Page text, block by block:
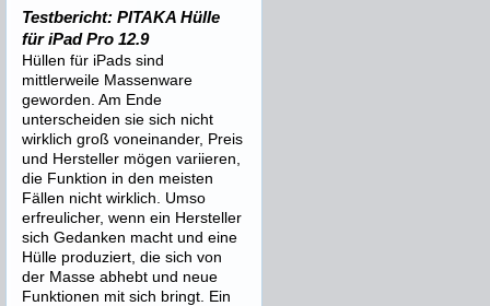
Testbericht: PITAKA Hülle
für iPad Pro 12.9
Hüllen für iPads sind
mittlerweile Massenware
geworden. Am Ende
unterscheiden sie sich nicht
wirklich groß voneinander, Preis
und Hersteller mögen variieren,
die Funktion in den meisten
Fällen nicht wirklich. Umso
erfreulicher, wenn ein Hersteller
sich Gedanken macht und eine
Hülle produziert, die sich von
der Masse abhebt und neue
Funktionen mit sich bringt. Ein